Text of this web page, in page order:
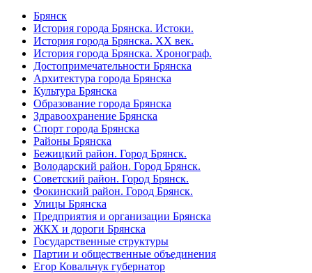
Брянск
История города Брянска. Истоки.
История города Брянска. XX век.
История города Брянска. Хронограф.
Достопримечательности Брянска
Архитектура города Брянска
Культура Брянска
Образование города Брянска
Здравоохранение Брянска
Спорт города Брянска
Районы Брянска
Бежицкий район. Город Брянск.
Володарский район. Город Брянск.
Советский район. Город Брянск.
Фокинский район. Город Брянск.
Улицы Брянска
Предприятия и организации Брянска
ЖКХ и дороги Брянска
Государственные структуры
Партии и общественные объединения
Егор Ковальчук губернатор